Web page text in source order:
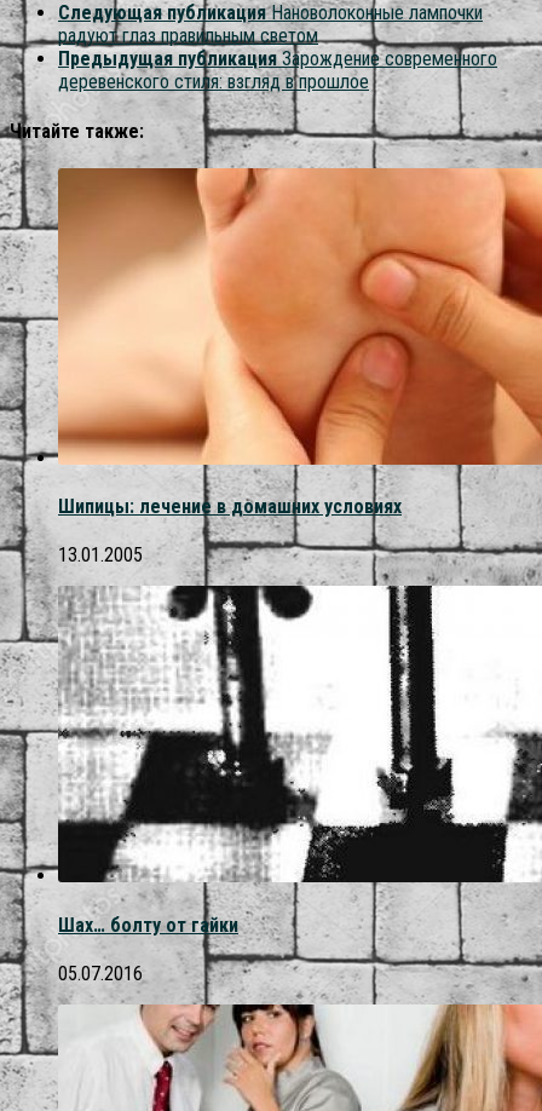
Следующая публикация Нановолоконные лампочки
радуют глаз правильным светом
Предыдущая публикация Зарождение современного
деревенского стиля: взгляд в прошлое
Читайте также:
Шипицы: лечение в домашних условиях
13.01.2005
Шах… болту от гайки
05.07.2016